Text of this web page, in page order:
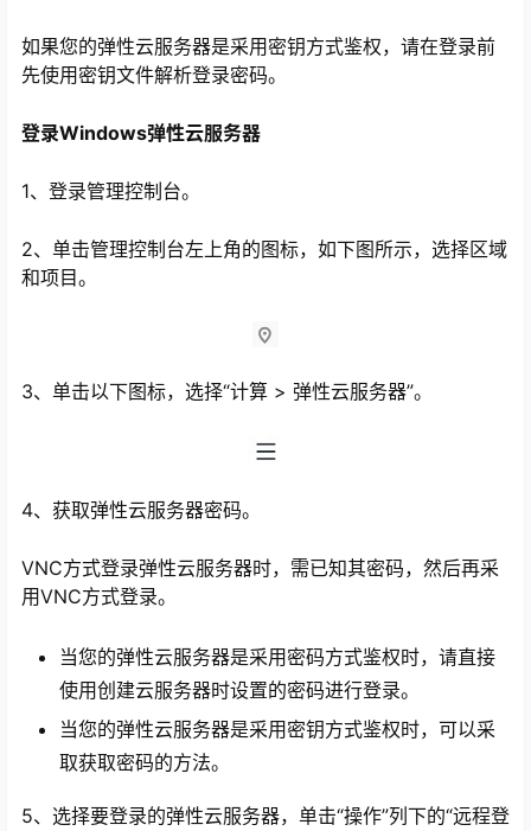
如果您的弹性云服务器是采用密钥方式鉴权，请在登录前
先使用密钥文件解析登录密码。
登录Windows弹性云服务器
1、登录管理控制台。
2、单击管理控制台左上角的图标，如下图所示，选择区域
和项目。
3、单击以下图标，选择“计算 > 弹性云服务器”。
4、获取弹性云服务器密码。
VNC方式登录弹性云服务器时，需已知其密码，然后再采
用VNC方式登录。
当您的弹性云服务器是采用密码方式鉴权时，请直接
使用创建云服务器时设置的密码进行登录。
当您的弹性云服务器是采用密钥方式鉴权时，可以采
取获取密码的方法。
5、选择要登录的弹性云服务器，单击“操作”列下的“远程登